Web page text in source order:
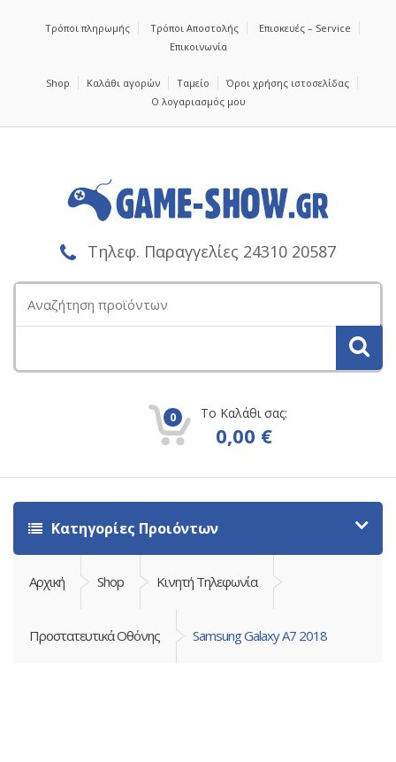
Τρόποι πληρωμής Τρόποι Αποστολής
Επισκευές – Service
Επικοινωνία
Shop Καλάθι αγορών Ταμείο
Όροι χρήσης ιστοσελίδας
Ο λογαριασμός μου
Τηλεφ. Παραγγελίες 24310 20587
για:
0 Το Καλάθι σας:
0,00 €
Κατηγορίες Προιόντων
Αρχική Shop Κινητή Τηλεφωνία
Προστατευτικά Οθόνης Samsung Galaxy A7 2018